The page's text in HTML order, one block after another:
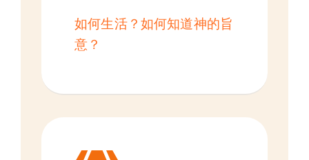
如何生活？如何知道神的旨
意？